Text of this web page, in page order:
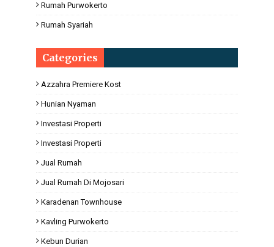
Rumah Purwokerto
Rumah Syariah
Categories
Azzahra Premiere Kost
Hunian Nyaman
Investasi Properti
Investasi Properti
Jual Rumah
Jual Rumah Di Mojosari
Karadenan Townhouse
Kavling Purwokerto
Kebun Durian